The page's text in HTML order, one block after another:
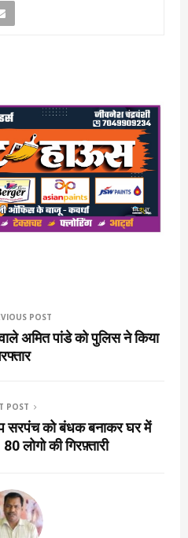
POST
अमित पांडे को पुलिस ने किया
POST
सरपंच को बंधक बनाकर घर में
लोगो की गिरफ़्तारी